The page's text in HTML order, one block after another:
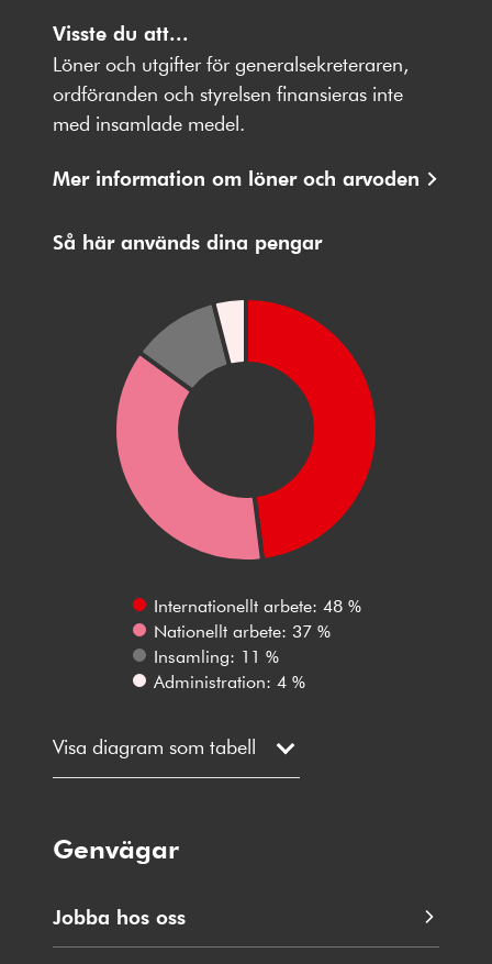
oss
på
Facebbok
oss
på
X
oss
på
Instagram
på
Youtube
på
LinkedIn
Visste du att...
Löner och utgifter för generalsekreteraren,
ordföranden och styrelsen finansieras inte
med insamlade medel.
Mer information om löner och arvoden
Så här används dina pengar
Internationellt arbete: 48 %
Nationellt arbete: 37 %
Insamling: 11 %
Administration: 4 %
Visa diagram som tabell
Genvägar
Jobba hos oss